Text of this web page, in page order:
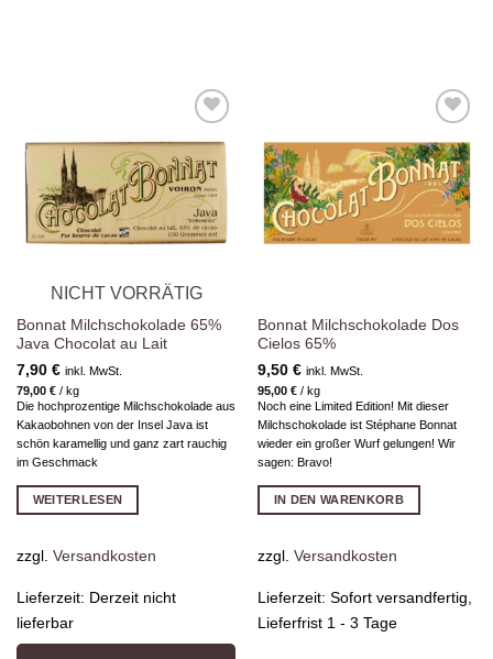
Zur
Wunschliste
hinzufügen
NICHT VORRÄTIG
Bonnat Milchschokolade 65%
Java Chocolat au Lait
7,90 € inkl. MwSt.
79,00 €/ kg
Die hochprozentige Milchschokolade aus
Kakaobohnen von der Insel Java ist
schön karamellig und ganz zart rauchig
im Geschmack
WEITERLESEN
zzgl. Versandkosten
Lieferzeit: Derzeit nicht
lieferbar
Wunschliste
hinzufügen
Bonnat Milchschokolade Dos
Cielos 65%
9,50 € inkl. MwSt.
95,00 €/ kg
Noch eine Limited Edition! Mit dieser
Milchschokolade ist Stéphane Bonnat
wieder ein großer Wurf gelungen! Wir
sagen: Bravo!
IN DEN WARENKORB
zzgl. Versandkosten
Lieferzeit: Sofort versandfertig,
Lieferfrist 1 - 3 Tage